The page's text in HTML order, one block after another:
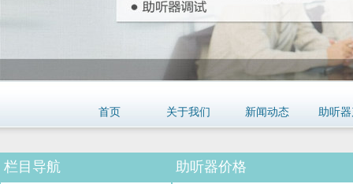
首页 关于我们 新闻动态 助听
栏目导航 助听器价格